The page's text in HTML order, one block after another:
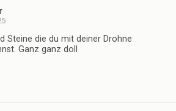
Steine die du mit deiner Drohne
Ganz ganz doll